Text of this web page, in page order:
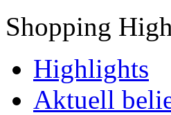
Shopping
Highlights
Aktuell